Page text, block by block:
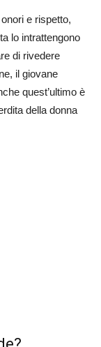
e rispetto,
lo intrattengono
di rivedere
il giovane
quest’ultimo è
della donna